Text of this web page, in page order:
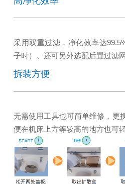
采用双重过滤，净化效率达
子时）。还可另外选配后置过滤
拆装方便
无需使用工具也可简单维修，更
便在机床上方等较高的地方也可